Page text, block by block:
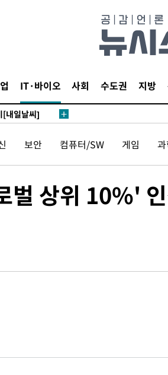
IT·바이오 사회 수도권 지방
사망
로 하향
임용…희망지 못
수요 선제 대
'5승 2무'
감
도
본부장 기소
구협회
계 절차 개시
총액
소
보안 컴퓨터/SW 게임
벌 상위 10%'